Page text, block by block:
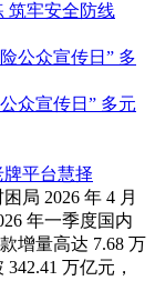
筑牢安全防线
众宣传日” 多元
平台慧择
局 2026 年 4 月
年一季度国内
增量高达 7.68 万
万亿元，